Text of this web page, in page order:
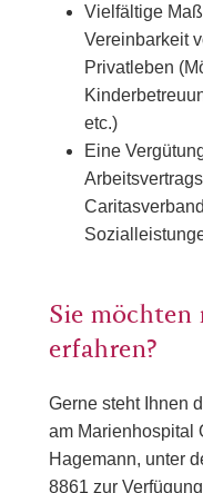
Vielfältige
Vereinbarkeit
Privatleben
etc.)
Eine
Sie möchten
erfahren?
Gerne steht Ihnen
am Marienhospital
Hagemann, unter
8861 zur